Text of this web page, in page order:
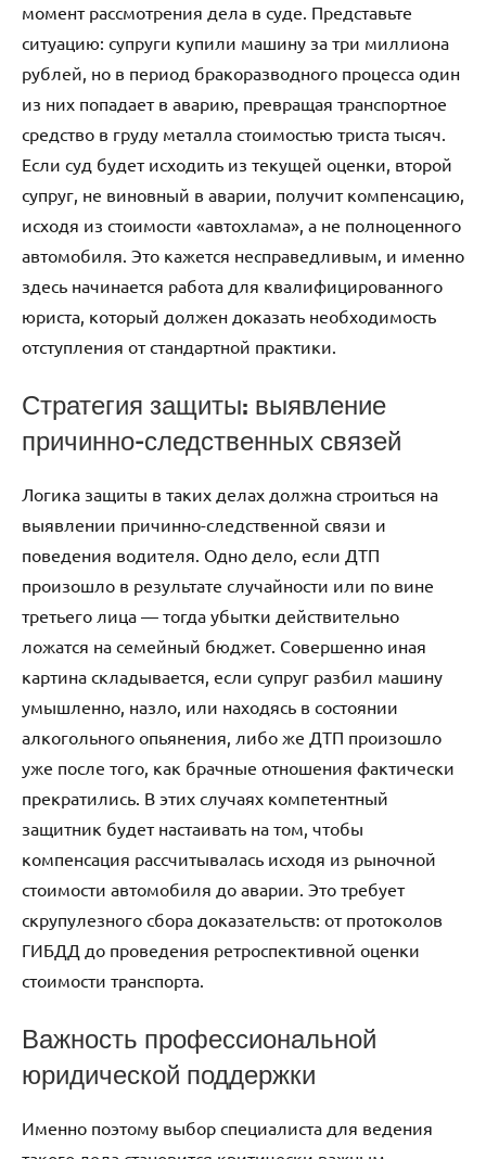
момент рассмотрения дела в суде. Представьте
ситуацию: супруги купили машину за три миллиона
рублей, но в период бракоразводного процесса один
из них попадает в аварию, превращая транспортное
средство в груду металла стоимостью триста тысяч.
Если суд будет исходить из текущей оценки, второй
супруг, не виновный в аварии, получит компенсацию,
исходя из стоимости «автохлама», а не полноценного
автомобиля. Это кажется несправедливым, и именно
здесь начинается работа для квалифицированного
юриста, который должен доказать необходимость
отступления от стандартной практики.
Стратегия защиты: выявление
причинно-следственных связей
Логика защиты в таких делах должна строиться на
выявлении причинно-следственной связи и
поведения водителя. Одно дело, если ДТП
произошло в результате случайности или по вине
третьего лица — тогда убытки действительно
ложатся на семейный бюджет. Совершенно иная
картина складывается, если супруг разбил машину
умышленно, назло, или находясь в состоянии
алкогольного опьянения, либо же ДТП произошло
уже после того, как брачные отношения фактически
прекратились. В этих случаях компетентный
защитник будет настаивать на том, чтобы
компенсация рассчитывалась исходя из рыночной
стоимости автомобиля до аварии. Это требует
скрупулезного сбора доказательств: от протоколов
ГИБДД до проведения ретроспективной оценки
стоимости транспорта.
Важность профессиональной
юридической поддержки
Именно поэтому выбор специалиста для ведения